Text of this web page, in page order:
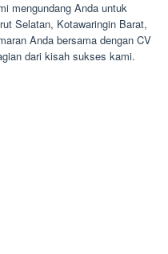
mengundang Anda untuk
Selatan, Kotawaringin Barat,
Anda bersama dengan CV
dari kisah sukses kami.